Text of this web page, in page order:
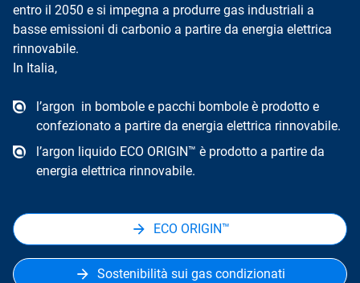
entro il 2050 e si impegna a produrre gas industriali a
basse emissioni di carbonio a partire da energia elettrica
rinnovabile.
In Italia,
l’argon in bombole e pacchi bombole è prodotto e
confezionato a partire da energia elettrica rinnovabile.
l’argon liquido ECO ORIGIN™ è prodotto a partire da
energia elettrica rinnovabile.
ECO ORIGIN™
Sostenibilità sui gas condizionati